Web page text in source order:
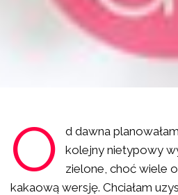
O d dawna
kolejny nietypowy
zielone, choć wiele
kakaową wersję. Chciałam